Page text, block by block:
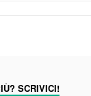
SCRIVICI!